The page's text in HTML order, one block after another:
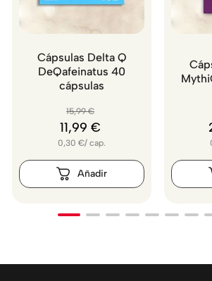
Cápsulas Delta Q
DeQafeinatus 40
cápsulas
15,99 €
11,99 €
0,30 €/ cap.